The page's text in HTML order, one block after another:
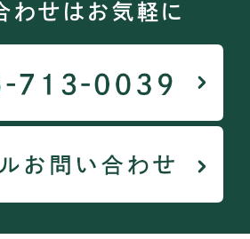
わせはお気軽に